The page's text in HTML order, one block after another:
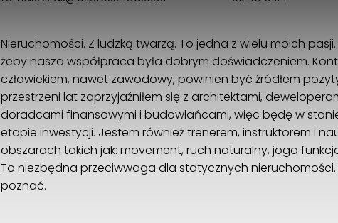
Nieruchomości. Z ludzką twarzą. To jedna z wielu moich
żeby nasza współpraca była dobrym doświadczeniem.
człowiekiem, nawet zawodowy, powinien być źródłem
przestrzeni lat zaprzyjaźniłem się z architektami,
doradcami finansowymi i budowlańcami, więc będę w
etapie inwestycji. Jestem również trenerem, instruktorem i
obszarach takich jak: movement, ruch naturalny, joga
To niezbędna przeciwwaga dla statycznych nieruchomości.
poznać.